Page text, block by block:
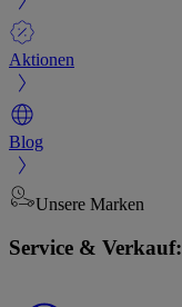
Aktionen
Blog
Unsere Marken
Service & Verkauf: